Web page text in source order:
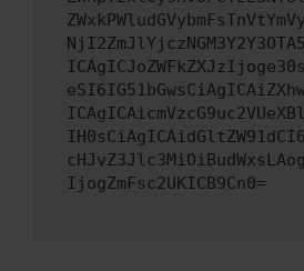
IjogZmFsc2UKICB9Cn0=